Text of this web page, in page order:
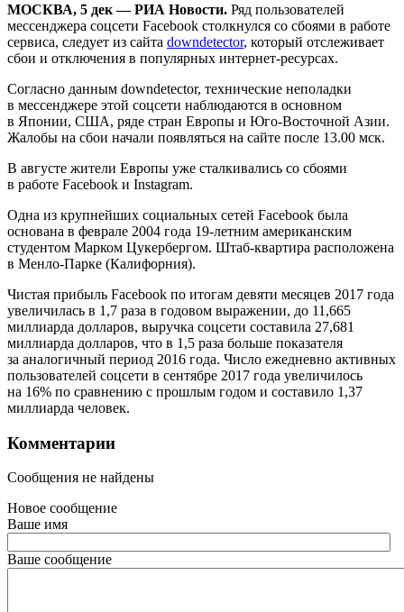
МОСКВА, 5 дек — РИА Новости. Ряд пользователей
мессенджера соцсети Facebook столкнулся со сбоями в работе
сервиса, следует из сайта downdetector, который отслеживает
сбои и отключения в популярных интернет-ресурсах.
Согласно данным downdetector, технические неполадки
в мессенджере этой соцсети наблюдаются в основном
в Японии, США, ряде стран Европы и Юго-Восточной Азии.
Жалобы на сбои начали появляться на сайте после 13.00 мск.
В августе жители Европы уже сталкивались со сбоями
в работе Facebook и Instagram.
Одна из крупнейших социальных сетей Facebook была
основана в феврале 2004 года 19-летним американским
студентом Марком Цукербергом. Штаб-квартира расположена
в Менло-Парке (Калифорния).
Чистая прибыль Facebook по итогам девяти месяцев 2017 года
увеличилась в 1,7 раза в годовом выражении, до 11,665
миллиарда долларов, выручка соцсети составила 27,681
миллиарда долларов, что в 1,5 раза больше показателя
за аналогичный период 2016 года. Число ежедневно активных
пользователей соцсети в сентябре 2017 года увеличилось
на 16% по сравнению с прошлым годом и составило 1,37
миллиарда человек.
Комментарии
Сообщения не найдены
Новое сообщение
Ваше имя
Ваше сообщение